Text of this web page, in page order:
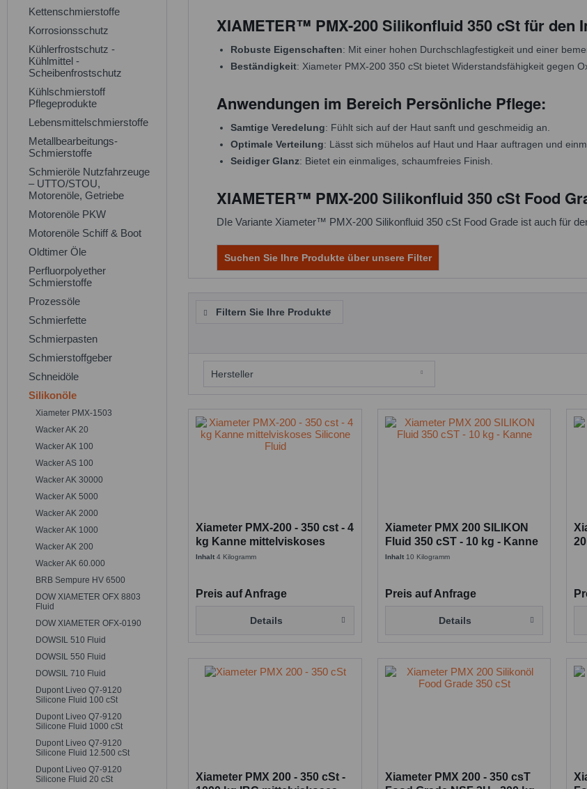
Kettenschmierstoffe
Korrosionsschutz
Kühlerfrostschutz -
Kühlmittel -
Scheibenfrostschutz
Kühlschmierstoff
Pflegeprodukte
Lebensmittelschmierstoffe
Metallbearbeitungs-
Schmierstoffe
Schmieröle Nutzfahrzeuge
– UTTO/STOU,
Motorenöle, Getriebe
Motorenöle PKW
Motorenöle Schiff & Boot
Oldtimer Öle
Perfluorpolyether
Schmierstoffe
Prozessöle
Schmierfette
Schmierpasten
Schmierstoffgeber
Schneidöle
Silikonöle
Xiameter PMX-1503
Wacker AK 20
Wacker AK 100
Wacker AS 100
Wacker AK 30000
Wacker AK 5000
Wacker AK 2000
Wacker AK 1000
Wacker AK 200
Wacker AK 60.000
BRB Sempure HV 6500
DOW XIAMETER OFX 8803
Fluid
DOW XIAMETER OFX-0190
DOWSIL 510 Fluid
DOWSIL 550 Fluid
DOWSIL 710 Fluid
Dupont Liveo Q7-9120
Silicone Fluid 100 cSt
Dupont Liveo Q7-9120
Silicone Fluid 1000 cSt
Dupont Liveo Q7-9120
Silicone Fluid 12.500 cSt
Dupont Liveo Q7-9120
Silicone Fluid 20 cSt
XIAMETER™ PMX-200 Silikonfluid 350 cSt für den
Robuste Eigenschaften: Mit einer hohen Durchschlagfestigkeit und einer
Beständigkeit: Xiameter PMX-200 350 cSt bietet Widerstandsfähigkeit gegen
Anwendungen im Bereich Persönliche Pflege:
Samtige Veredelung: Fühlt sich auf der Haut sanft und geschmeidig an.
Optimale Verteilung: Lässt sich mühelos auf Haut und Haar auftragen und
Seidiger Glanz: Bietet ein einmaliges, schaumfreies Finish.
XIAMETER™ PMX-200 Silikonfluid 350 cSt Food
DIe Variante Xiameter™ PMX-200 Silikonfluid 350 cSt Food Grade ist auch für
Suchen Sie Ihre Produkte über unsere Filter
Filtern Sie Ihre Produkte
Hersteller
Dowdupont
Xiameter PMX-200 - 350 cst - 4
kg Kanne mittelviskoses
Silicone Fluid
Inhalt4 Kilogramm
Preis auf Anfrage
Details
Xiameter PMX 200 SILIKON
Fluid 350 cST - 10 kg - Kanne
Inhalt 10 Kilogramm
Preis auf Anfrage
Details
Xiameter PMX 200 - 350 cSt -
Xiameter PMX 200 - 350 csT